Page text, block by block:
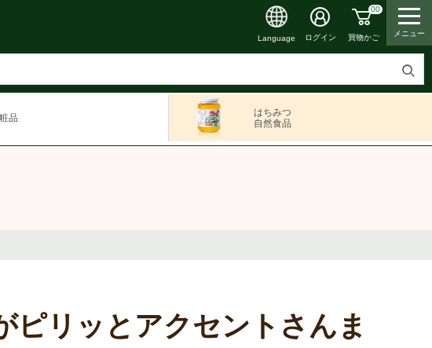
検
Language ログイン
00
買物かご メニュー
品
はちみつ
自然食品
ピリッとアクセントさんま